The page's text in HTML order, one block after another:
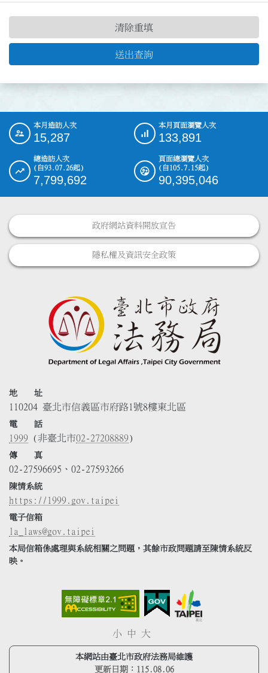
送出查詢
清除重填
::: 本月造訪人次
15,287
本月頁面瀏覽人次
133,891
總造訪人次
(自93.07.26起)
7,799,692
頁面總瀏覽人次
(自105.7.15起)
90,395,046
政府網站資料開放宣告
隱私權及資訊安全政策
地 址
110204 臺北市信義區市府路1號8樓東北區
電 話
1999 (非臺北市02-27208889)
傳 真
02-27596695、02-27593266
陳情系統
https://1999.gov.taipei
電子信箱
la_laws@gov.taipei
本局信箱係處理與系統相關之問題，其餘市政問題請至陳情系統反
映。
小 中 大
本網站由臺北市政府法務局維護
更新日期： 115.08.06